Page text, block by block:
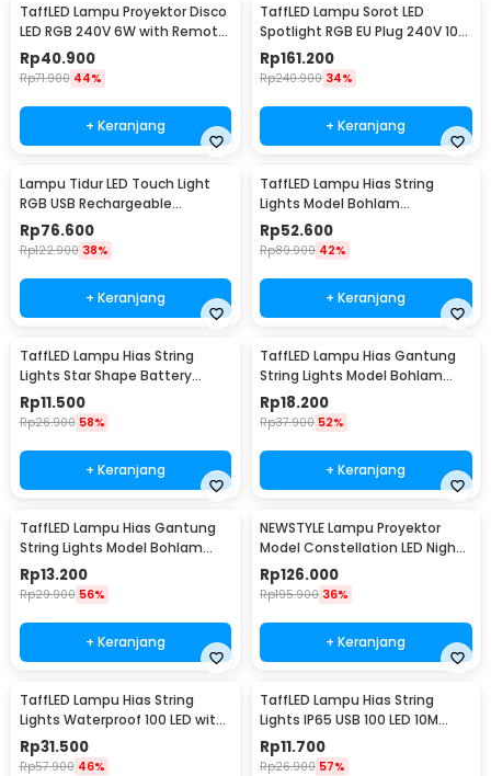
TaffLED Lampu Proyektor Disco
LED RGB 240V 6W with Remote
Control - CY-LV-RG
Rp40.900
Rp71.900 44%
+ Keranjang
TaffLED Lampu Sorot LED
Spotlight RGB EU Plug 240V 10W
- L18RG
Rp161.200
Rp240.900 34%
+ Keranjang
Lampu Tidur LED Touch Light
RGB USB Rechargeable
1500mAh 5V 3W - F8-1
Rp76.600
Rp122.900 38%
+ Keranjang
TaffLED Lampu Hias String
Lights Model Bohlam
Waterproof 20 LED 5M - PD039
Rp52.600
Rp89.900 42%
+ Keranjang
TaffLED Lampu Hias String
Lights Star Shape Battery
Power 20 LED 3M - 2G11
Rp11.500
Rp26.900 58%
+ Keranjang
TaffLED Lampu Hias Gantung
String Lights Model Bohlam
Mini Waterproof 6M - ZYD0931
Rp18.200
Rp37.900 52%
+ Keranjang
TaffLED Lampu Hias Gantung
String Lights Model Bohlam
Mini Waterproof 3M - ZYD0931
Rp13.200
Rp29.900 56%
+ Keranjang
NEWSTYLE Lampu Proyektor
Model Constellation LED Night
Light 3W 5V - NL-USB
Rp126.000
Rp195.900 36%
+ Keranjang
TaffLED Lampu Hias String
Lights Waterproof 100 LED with
Solar Panel - M071
Rp31.500
Rp57.900 46%
TaffLED Lampu Hias String
Lights IP65 USB 100 LED 10M
Warm White - TDC-01
Rp11.700
Rp26.900 57%